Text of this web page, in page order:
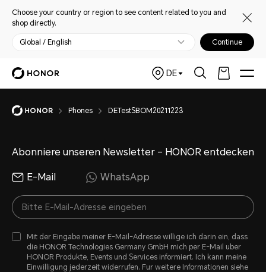
Choose your country or region to see content related to you and
shop directly.
Global / English Continue
DE
Phones DETestSBOM20211223
Abonniere unseren Newsletter – HONOR entdecken
E-Mail WhatsApp
Mit der Eingabe meiner E-Mail-Adresse willige ich darin ein, dass
die HONOR Technologies Germany GmbH mich per E-Mail uber
HONOR Produkte, Events und Services informiert. Ich kann meine
Einwilligung jederzeit widerrufen. Fur weitere Informationen siehe